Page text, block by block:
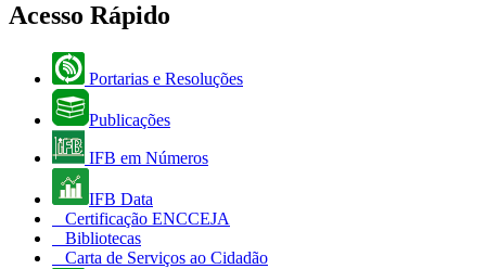
Acesso Rápido
Portarias e Resoluções
Publicações
IFB em Números
IFB Data
Certificação ENCCEJA
Bibliotecas
Carta de Serviços ao Cidadão